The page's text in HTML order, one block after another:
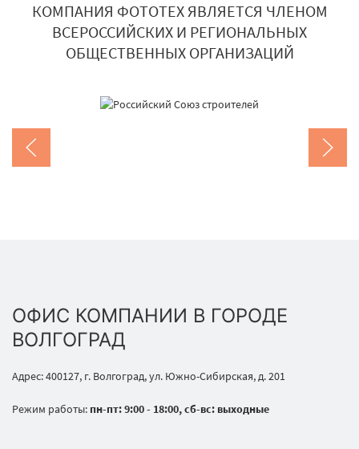
КОМПАНИЯ ФОТОТЕХ ЯВЛЯЕТСЯ ЧЛЕНОМ
ВСЕРОССИЙСКИХ И РЕГИОНАЛЬНЫХ
ОБЩЕСТВЕННЫХ ОРГАНИЗАЦИЙ
ОФИС КОМПАНИИ В ГОРОДЕ
ВОЛГОГРАД
Адрес: 400127, г. Волгоград, ул. Южно-Сибирская, д. 201
Режим работы: пн-пт: 9:00 - 18:00, сб-вс: выходные